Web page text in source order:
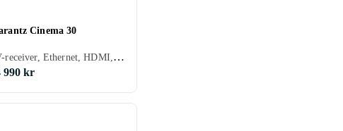
Cinema 30
AV-receiver, Ethernet, HDMI, 3.5 mm-indgang, Pre-out, Subwooferudgang, Apple AirPlay, Bluetooth, Understøttelse af internetradio
990 kr